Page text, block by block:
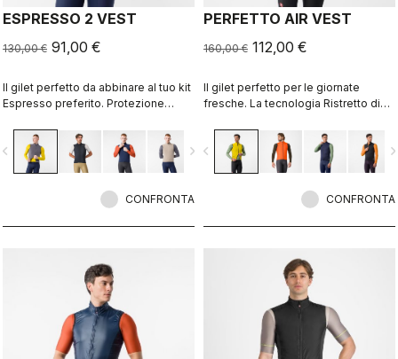
ESPRESSO 2 VEST
130,00 € 91,00 €
Il gilet perfetto da abbinare al tuo kit
Espresso preferito. Protezione
traspirante, completamente
ripiegabile, 3 tasche, zip a doppia
apertura.
navigate_next
CONFRONTA
PERFETTO AIR VEST
160,00 € 112,00 €
Il gilet perfetto per le giornate
fresche. La tecnologia Ristretto di
flusso d’aria limitato per mantenere il
corpo asciutto.
navigate_before
CONFRONTA